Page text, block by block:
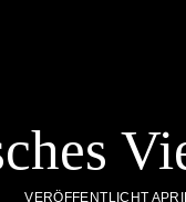
VERÖFFENTLICHT